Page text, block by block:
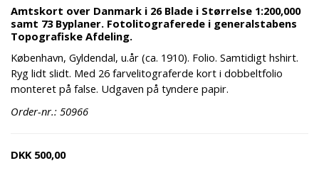
Amtskort over Danmark i 26 Blade i Størrelse 1:200,000
samt 73 Byplaner. Fotolitograferede i generalstabens
Topografiske Afdeling.
København, Gyldendal, u.år (ca. 1910). Folio. Samtidigt hshirt.
Ryg lidt slidt. Med 26 farvelitograferde kort i dobbeltfolio
monteret på false. Udgaven på tyndere papir.
Order-nr.: 50966
DKK 500,00